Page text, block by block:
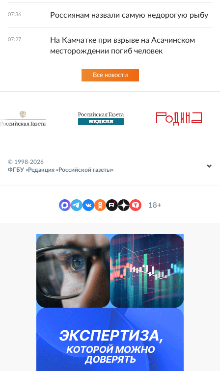
07:36 Россиянам назвали самую недорогую рыбу
07:27
На Камчатке при взрыве на Асачинском
месторождении погиб человек
Все новости
© 1998-2026
ФГБУ «Редакция «Российской газеты»
18+